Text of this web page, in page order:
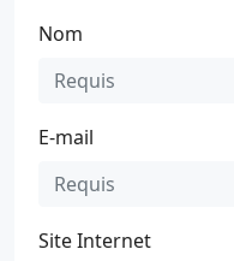
Nom
E-mail
Site Internet